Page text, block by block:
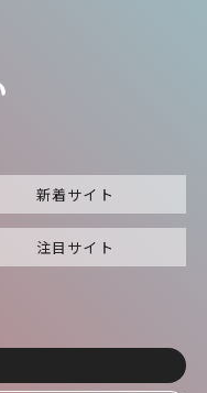
新着サイト
注目サイト